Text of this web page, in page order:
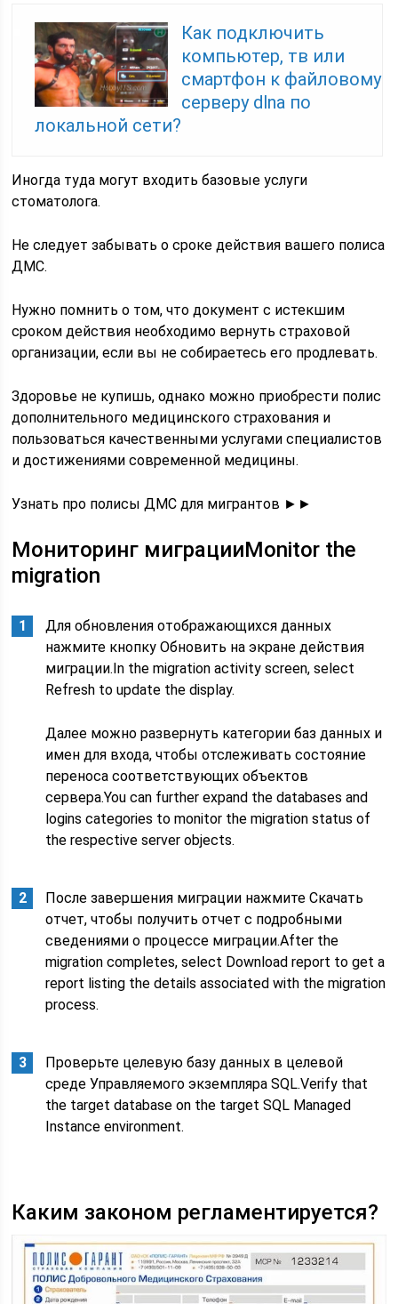
Как подключить
компьютер, тв или
смартфон к файловому
серверу dlna по
локальной сети?
Иногда туда могут входить базовые услуги
стоматолога.
Не следует забывать о сроке действия вашего полиса
ДМС.
Нужно помнить о том, что документ с истекшим
сроком действия необходимо вернуть страховой
организации, если вы не собираетесь его продлевать.
Здоровье не купишь, однако можно приобрести полис
дополнительного медицинского страхования и
пользоваться качественными услугами специалистов
и достижениями современной медицины.
Узнать про полисы ДМС для мигрантов ►►
Мониторинг миграцииMonitor the
migration
Для обновления отображающихся данных
нажмите кнопку Обновить на экране действия
миграции.In the migration activity screen, select
Refresh to update the display.
Далее можно развернуть категории баз данных и
имен для входа, чтобы отслеживать состояние
переноса соответствующих объектов
сервера.You can further expand the databases and
logins categories to monitor the migration status of
the respective server objects.
После завершения миграции нажмите Скачать
отчет, чтобы получить отчет с подробными
сведениями о процессе миграции.After the
migration completes, select Download report to get a
report listing the details associated with the migration
process.
Проверьте целевую базу данных в целевой
среде Управляемого экземпляра SQL.Verify that
the target database on the target SQL Managed
Instance environment.
Каким законом регламентируется?